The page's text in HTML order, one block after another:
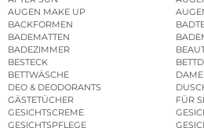
AUGEN MAKE UP
BACKFORMEN
BADEMATTEN
BADEZIMMER
BESTECK
BETTWÄSCHE
DEO & DEODORANTS
GÄSTETÜCHER
FÜR
GESICHTSCREME
GESICHTSPFLEGE